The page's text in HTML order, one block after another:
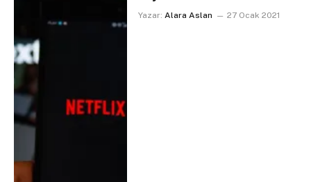
Yazar: Alara Aslan 27 Ocak 2021